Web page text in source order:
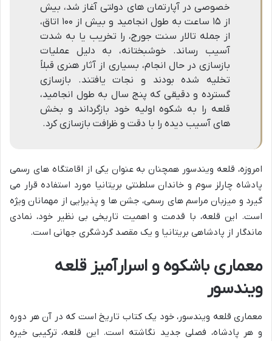
خصوصی در آپارتمان های دولتی آغاز شد، بیش
از ۱۵ ساعت به طول انجامید و بیش از ۱۰۰ اتاق،
از جمله تالار سنت جورج، را تخریب یا به شدت
آسیب رساند. خوشبختانه، به دلیل عملیات
بازسازی در حال انجام، بسیاری از آثار هنری قبلاً
تخلیه شده بودند و نجات یافتند. بازسازی
گسترده و دقیقی که پنج سال به طول انجامید،
قلعه را به شکوه اولیه خود بازگرداند و بخش
های آسیب دیده را با دقت و ظرافت بازسازی کرد.
امروزه، قلعه ویندسور همچنان به عنوان یکی از اقامتگاه های رسمی
پادشاه چارلز سوم و خاندان سلطنتی بریتانیا مورد استفاده قرار می
گیرد و میزبان مراسم های رسمی، جشن ها و پذیرایی از مهمانان ویژه
است. این قلعه، با قدمت و اهمیت تاریخی بی نظیر خود، نمادی
ماندگار از پادشاهی بریتانیا و یک مقصد گردشگری جهانی است.
معماری باشکوه و اسرارآمیز قلعه
ویندسور
معماری قلعه ویندسور، خود یک کتاب تاریخ است که در آن هر دوره
و هر پادشاه، فصلی جدید نگاشته است. این قلعه، ترکیبی خیره